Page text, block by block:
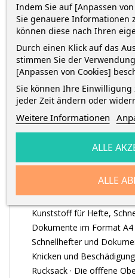
Sofort kaufenund
Dienstag 11 Augustund
Robuste A4-Sammelbox
Kunststoff für Hefte,
Dokumente im Format A4
Schnellhefter und
Knicken und
Rucksack · Die offfene
Indem Sie auf [Anpassen
Sie genauere Informationen
können diese nach Ihren
Durch einen Klick auf das
stimmen Sie der
[Anpassen von Cookies]
Sie können Ihre Einwilligung
jeder Zeit ändern oder
Weitere Informationen
ALLE
ALLE